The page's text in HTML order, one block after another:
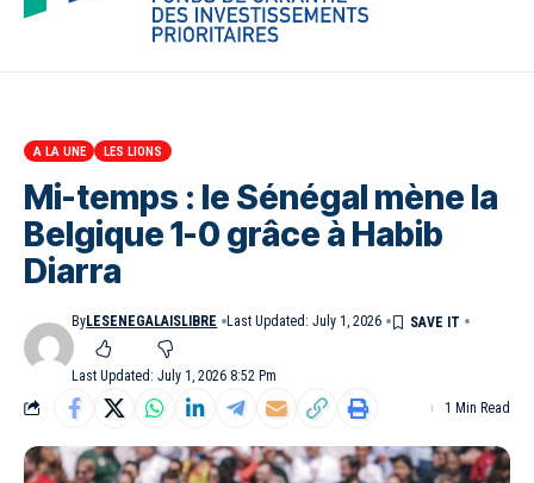
A LA UNE LES LIONS
Mi-temps : le Sénégal mène la
Belgique 1-0 grâce à Habib
Diarra
Last Updated: July 1, 2026 8:52 Pm
ByLESENEGALAISLIBRE Last Updated: July 1, 2026
1 Min Read